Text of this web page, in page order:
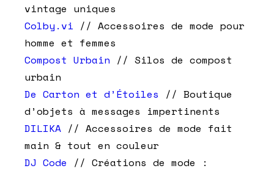
vintage uniques
Colby.vi // Accessoires de mode pour
homme et femmes
Compost Urbain // Silos de compost
urbain
De Carton et d’Étoiles // Boutique
d’objets à messages impertinents
DILIKA // Accessoires de mode fait
main & tout en couleur
DJ Code // Créations de mode :